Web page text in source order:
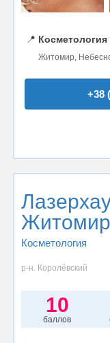
📍 Косметология
Житомир,
+38
Житомир
Косметология
р-н. Королёвский
10
баллов